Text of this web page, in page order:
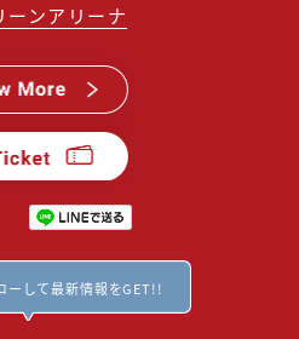
ーンアリーナ
ーして最新情報をGET!!